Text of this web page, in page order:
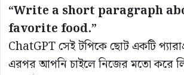
“Write a short paragraph
favorite food.”
ChatGPT সেই টপিকে ছোট একটি
এরপর আপনি চাইলে নিজের মতো করে